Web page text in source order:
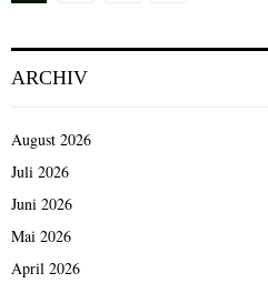
Beiträge
ARCHIV
August 2026
Juli 2026
Juni 2026
Mai 2026
April 2026